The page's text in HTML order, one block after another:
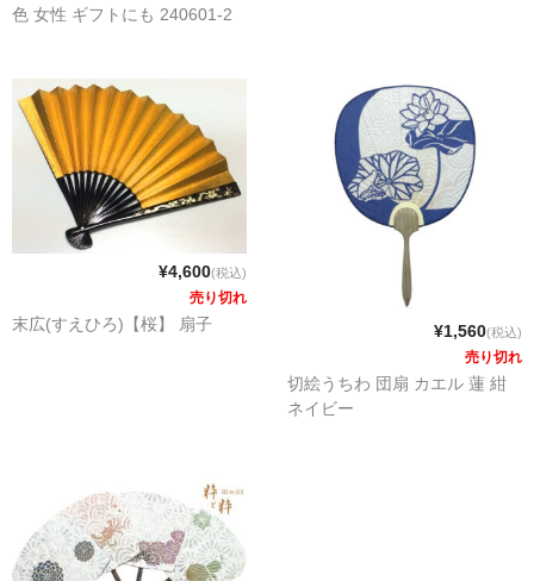
色 女性 ギフトにも 240601-2
¥4,600(税込)
売り切れ
末広(すえひろ)【桜】 扇子 ¥1,560(税込)
売り切れ
切絵うちわ 団扇 カエル 蓮 紺
ネイビー